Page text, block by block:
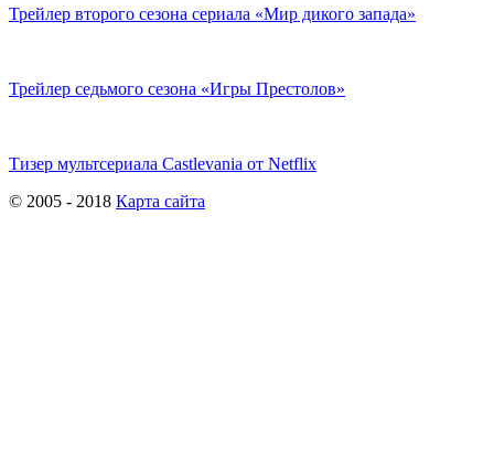
Трейлер второго сезона сериала «Мир дикого запада»
Трейлер седьмого сезона «Игры Престолов»
Тизер мультсериала Castlevania от Netflix
© 2005 - 2018 Карта сайта